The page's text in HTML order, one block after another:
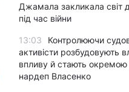
Джамала закликала світ
під час війни
13:03
Контролюючи
активісти розбудовують
впливу й стають окремою
нардеп Власенко